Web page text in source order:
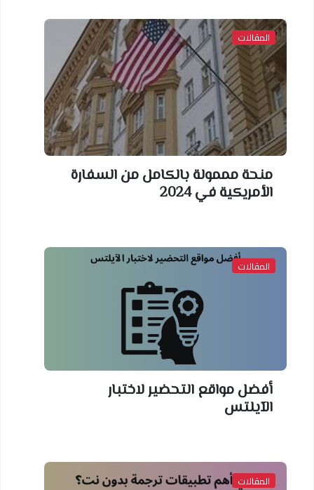
المقالات
منحة مممولة بالكامل من السفارة
الأمريكية في 2024
المقالات
أفضل مواقع التحضير لاختبار
الآيلتس
المقالات